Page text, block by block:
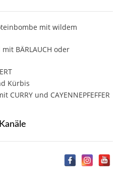
mit wildem
BÄRLAUCH oder
Kürbis
CURRY und CAYENNEPFEFFER